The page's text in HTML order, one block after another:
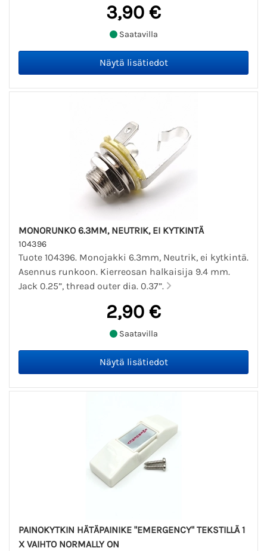
3,90 €
Saatavilla
MONORUNKO 6.3MM, NEUTRIK, EI KYTKINTÄ
104396
Tuote 104396. Monojakki 6.3mm, Neutrik, ei kytkintä.
Asennus runkoon. Kierreosan halkaisija 9.4 mm.
Jack 0.25”, thread outer dia. 0.37”.
2,90 €
Saatavilla
PAINOKYTKIN HÄTÄPAINIKE "EMERGENCY" TEKSTILLÄ 1
X VAIHTO NORMALLY ON